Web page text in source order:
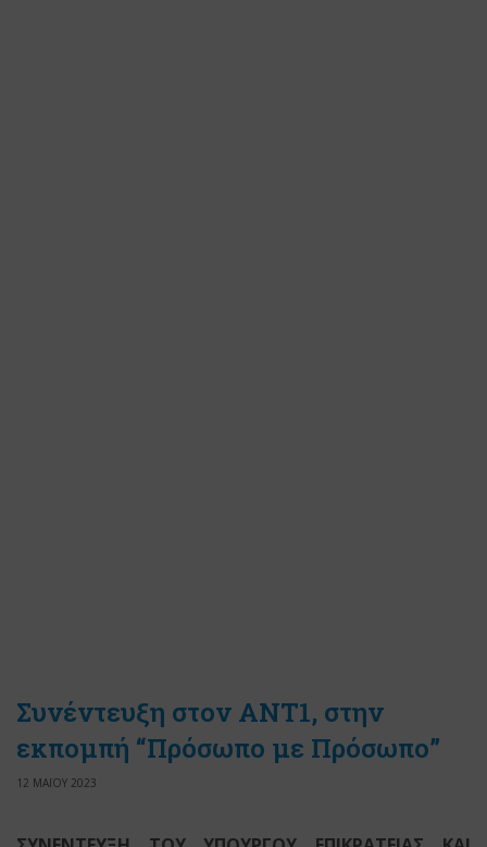
Συνέντευξη στον ΑΝΤ1, στην
εκπομπή “Πρόσωπο με Πρόσωπο”
12 ΜΑΪΟΥ 2023